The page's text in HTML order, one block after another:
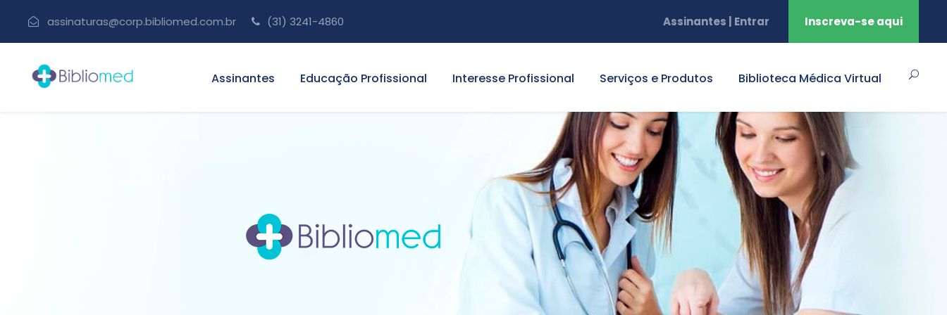
assinaturas@corp.bibliomed.com.br (31) 3241-4860 Assinantes | Entrar Inscreva-se aqui
Assinantes Educação Profissional Interesse Profissional Serviços e Produtos Biblioteca Médica Virtual